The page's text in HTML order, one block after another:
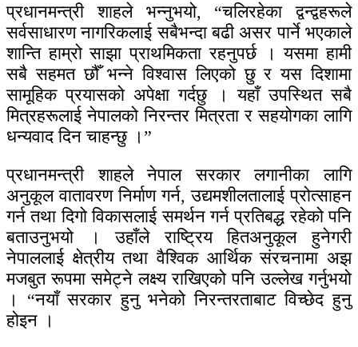
प्रधानमन्त्री शाहले भन्नुभयो, “चलिरहेका द्वन्द्वहरूले
सर्वसाधारण नागरिकलाई सबैभन्दा बढी असर पार्ने भएकाले
शान्ति हाम्रो साझा प्राथमिकता रहनुपर्छ । यसमा हामी
सबै सहमत छौँ भन्ने विश्वास लिएको छु र यस दिशामा
सामूहिक प्रयासको अपेक्षा गर्दछु । यहाँ उपस्थित सबै
मित्रहरूलाई नेपालको निरन्तर मित्रता र सहयोगका लागि
धन्यवाद दिन चाहन्छु ।”
प्रधानमन्त्री शाहले नेपाल सरकार लगानीका लागि
अनुकूल वातावरण निर्माण गर्न, उद्यमशीलतालाई प्रोत्साहन
गर्न तथा दिगो विकासलाई समर्थन गर्न प्रतिबद्ध रहेको पनि
बताउनुभयो । उहाँले राष्ट्रिय हितअनुकूल हुनेगरी
नेपाललाई क्षेत्रीय तथा वैश्विक आर्थिक संरचनामा अझ
मजबुत रूपमा समेट्ने लक्ष्य राखिएको पनि उल्लेख गर्नुभयो
। “नयाँ सरकार हुनु भनेको निरन्तरताबाट विच्छेद हुनु
होइन ।